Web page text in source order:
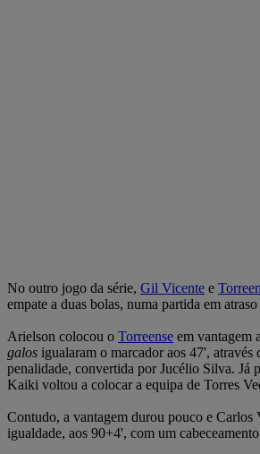
No outro jogo da série, Gil Vicente e
empate a duas bolas, numa partida em
Arielson colocou o Torreense em vantagem
galos igualaram o marcador aos 47', através
penalidade, convertida por Jucélio Silva. Já
Kaiki voltou a colocar a equipa de Torres
Contudo, a vantagem durou pouco e Carlos
igualdade, aos 90+4', com um